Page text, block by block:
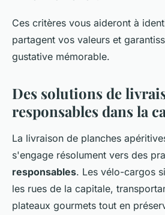
Ces critères vous aideront à
partagent vos valeurs et
gustative mémorable.
Des solutions de
responsables dans la
La livraison de planches
s'engage résolument vers des
responsables. Les vélo-cargos
les rues de la capitale,
plateaux gourmets tout en